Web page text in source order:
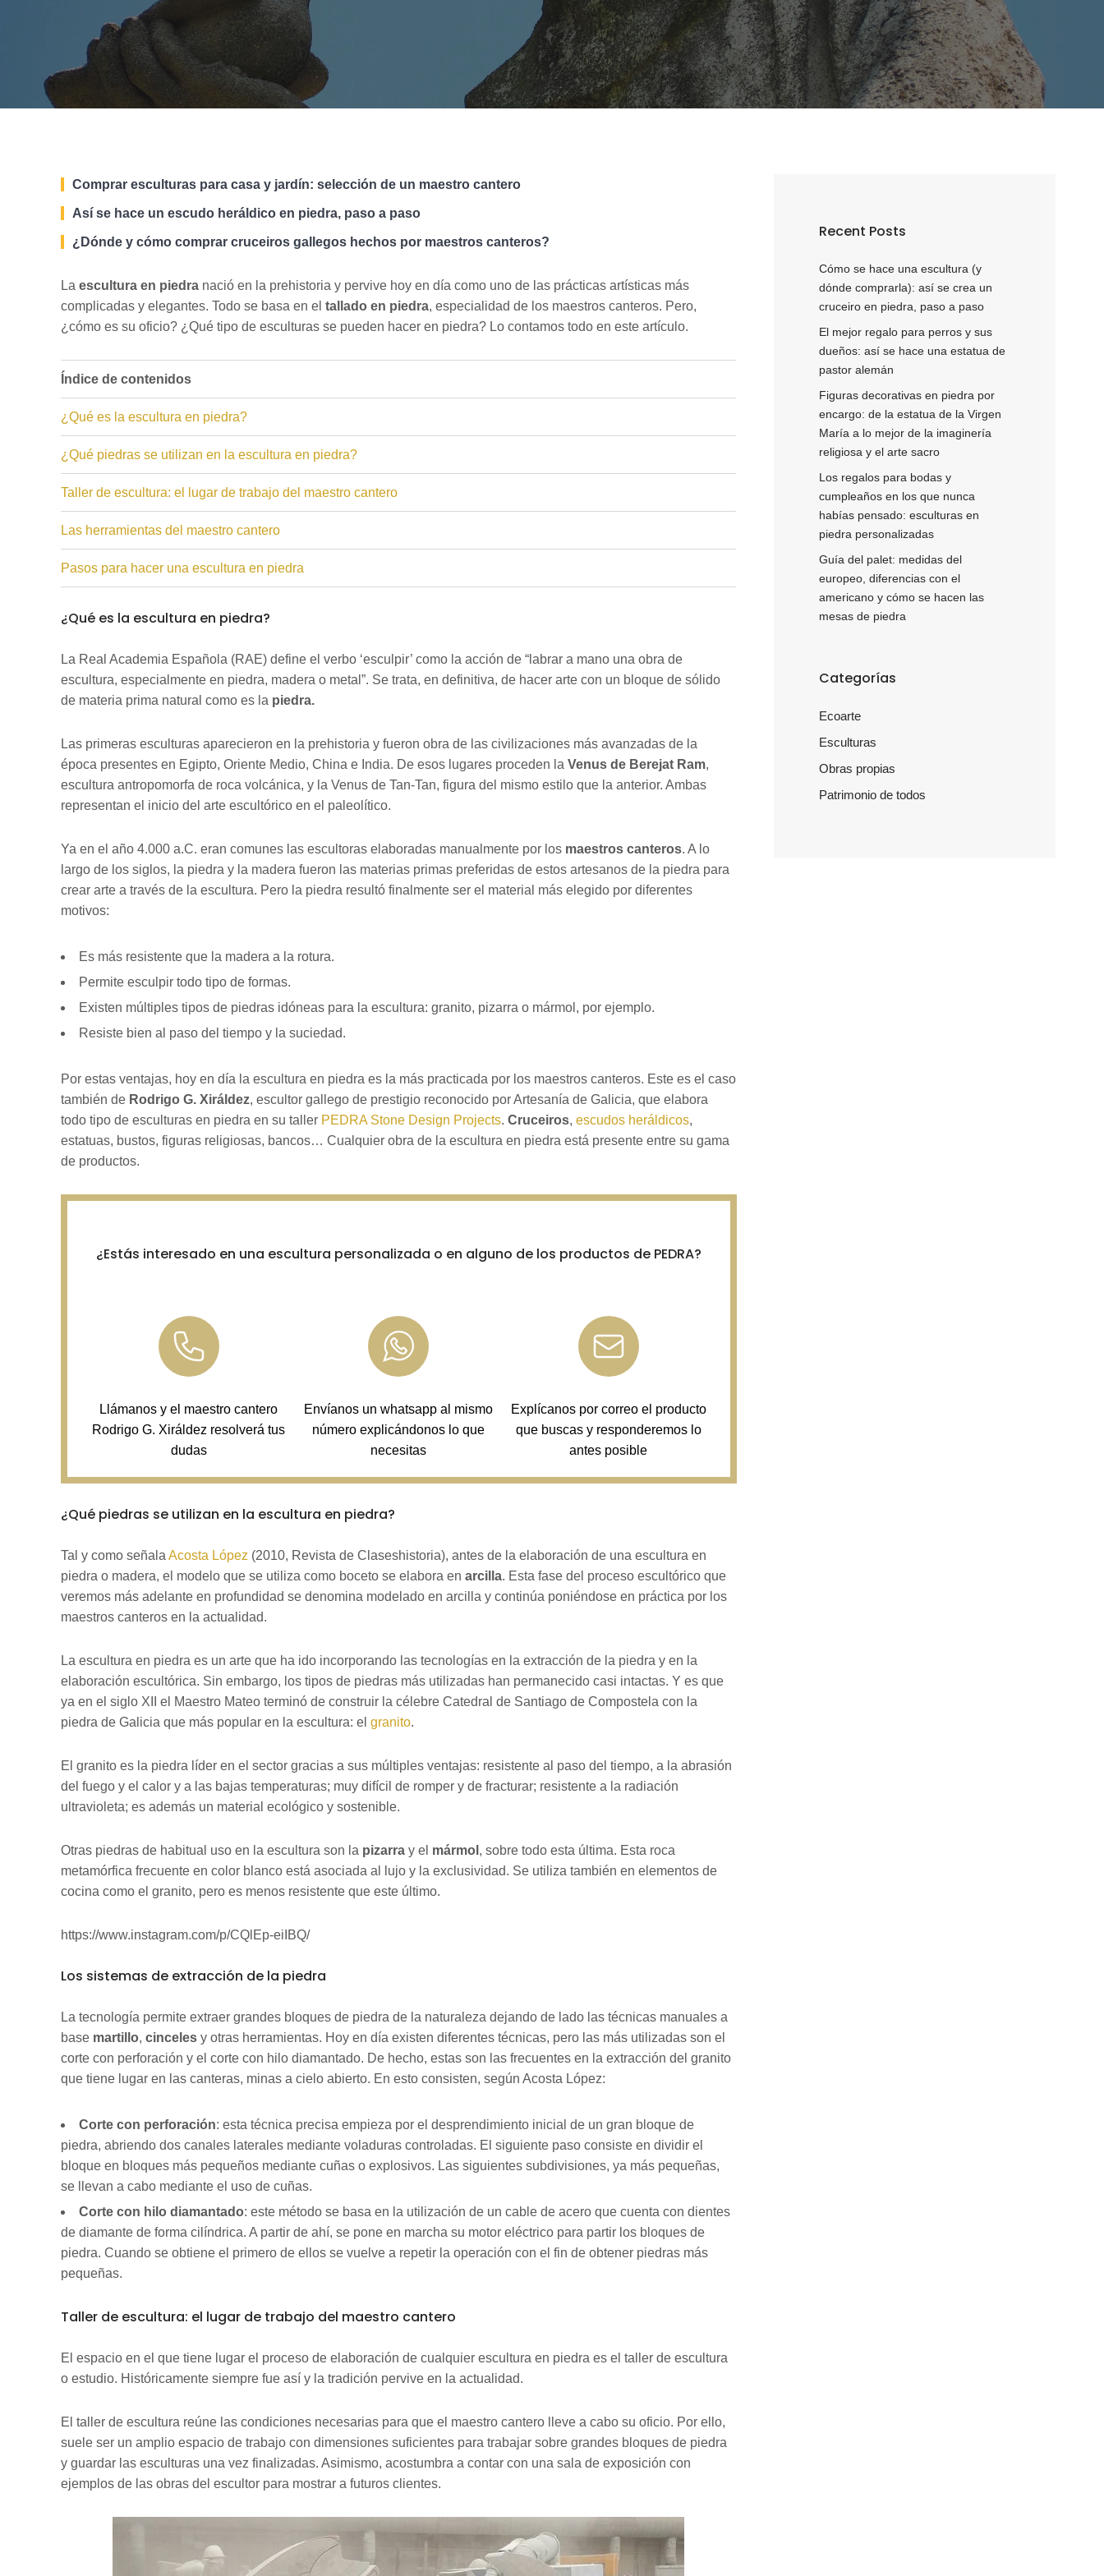
Comprar esculturas para casa y jardín: selección de un maestro cantero
Así se hace un escudo heráldico en piedra, paso a paso
¿Dónde y cómo comprar cruceiros gallegos hechos por maestros canteros?
La escultura en piedra nació en la prehistoria y pervive hoy en día como uno de las prácticas artísticas más
complicadas y elegantes. Todo se basa en el tallado en piedra, especialidad de los maestros canteros. Pero,
¿cómo es su oficio? ¿Qué tipo de esculturas se pueden hacer en piedra? Lo contamos todo en este artículo.
Índice de contenidos
¿Qué es la escultura en piedra?
¿Qué piedras se utilizan en la escultura en piedra?
Taller de escultura: el lugar de trabajo del maestro cantero
Las herramientas del maestro cantero
Pasos para hacer una escultura en piedra
¿Qué es la escultura en piedra?
La Real Academia Española (RAE) define el verbo ‘esculpir’ como la acción de “labrar a mano una obra de
escultura, especialmente en piedra, madera o metal”. Se trata, en definitiva, de hacer arte con un bloque de sólido
de materia prima natural como es la piedra.
Las primeras esculturas aparecieron en la prehistoria y fueron obra de las civilizaciones más avanzadas de la
época presentes en Egipto, Oriente Medio, China e India. De esos lugares proceden la Venus de Berejat Ram,
escultura antropomorfa de roca volcánica, y la Venus de Tan-Tan, figura del mismo estilo que la anterior. Ambas
representan el inicio del arte escultórico en el paleolítico.
Ya en el año 4.000 a.C. eran comunes las escultoras elaboradas manualmente por los maestros canteros. A lo
largo de los siglos, la piedra y la madera fueron las materias primas preferidas de estos artesanos de la piedra para
crear arte a través de la escultura. Pero la piedra resultó finalmente ser el material más elegido por diferentes
motivos:
Es más resistente que la madera a la rotura.
Permite esculpir todo tipo de formas.
Existen múltiples tipos de piedras idóneas para la escultura: granito, pizarra o mármol, por ejemplo.
Resiste bien al paso del tiempo y la suciedad.
Por estas ventajas, hoy en día la escultura en piedra es la más practicada por los maestros canteros. Este es el caso
también de Rodrigo G. Xiráldez, escultor gallego de prestigio reconocido por Artesanía de Galicia, que elabora
todo tipo de esculturas en piedra en su taller PEDRA Stone Design Projects. Cruceiros, escudos heráldicos,
estatuas, bustos, figuras religiosas, bancos… Cualquier obra de la escultura en piedra está presente entre su gama
de productos.
¿Estás interesado en una escultura personalizada o en alguno de los productos de PEDRA?
Llámanos y el maestro cantero
Rodrigo G. Xiráldez resolverá tus
dudas
Envíanos un whatsapp al mismo
número explicándonos lo que
necesitas
Explícanos por correo el producto
que buscas y responderemos lo
antes posible
¿Qué piedras se utilizan en la escultura en piedra?
Tal y como señala Acosta López (2010, Revista de Claseshistoria), antes de la elaboración de una escultura en
piedra o madera, el modelo que se utiliza como boceto se elabora en arcilla. Esta fase del proceso escultórico que
veremos más adelante en profundidad se denomina modelado en arcilla y continúa poniéndose en práctica por los
maestros canteros en la actualidad.
La escultura en piedra es un arte que ha ido incorporando las tecnologías en la extracción de la piedra y en la
elaboración escultórica. Sin embargo, los tipos de piedras más utilizadas han permanecido casi intactas. Y es que
ya en el siglo XII el Maestro Mateo terminó de construir la célebre Catedral de Santiago de Compostela con la
piedra de Galicia que más popular en la escultura: el granito.
El granito es la piedra líder en el sector gracias a sus múltiples ventajas: resistente al paso del tiempo, a la abrasión
del fuego y el calor y a las bajas temperaturas; muy difícil de romper y de fracturar; resistente a la radiación
ultravioleta; es además un material ecológico y sostenible.
Otras piedras de habitual uso en la escultura son la pizarra y el mármol , sobre todo esta última. Esta roca
metamórfica frecuente en color blanco está asociada al lujo y la exclusividad. Se utiliza también en elementos de
cocina como el granito, pero es menos resistente que este último.
https://www.instagram.com/p/CQlEp-eiIBQ/
Los sistemas de extracción de la piedra
La tecnología permite extraer grandes bloques de piedra de la naturaleza dejando de lado las técnicas manuales a
base martillo, cinceles y otras herramientas. Hoy en día existen diferentes técnicas, pero las más utilizadas son el
corte con perforación y el corte con hilo diamantado. De hecho, estas son las frecuentes en la extracción del granito
que tiene lugar en las canteras, minas a cielo abierto. En esto consisten, según Acosta López:
Corte con perforación: esta técnica precisa empieza por el desprendimiento inicial de un gran bloque de
piedra, abriendo dos canales laterales mediante voladuras controladas. El siguiente paso consiste en dividir el
bloque en bloques más pequeños mediante cuñas o explosivos. Las siguientes subdivisiones, ya más pequeñas,
se llevan a cabo mediante el uso de cuñas.
Corte con hilo diamantado: este método se basa en la utilización de un cable de acero que cuenta con dientes
de diamante de forma cilíndrica. A partir de ahí, se pone en marcha su motor eléctrico para partir los bloques de
piedra. Cuando se obtiene el primero de ellos se vuelve a repetir la operación con el fin de obtener piedras más
pequeñas.
Taller de escultura: el lugar de trabajo del maestro cantero
El espacio en el que tiene lugar el proceso de elaboración de cualquier escultura en piedra es el taller de escultura
o estudio. Históricamente siempre fue así y la tradición pervive en la actualidad.
El taller de escultura reúne las condiciones necesarias para que el maestro cantero lleve a cabo su oficio. Por ello,
suele ser un amplio espacio de trabajo con dimensiones suficientes para trabajar sobre grandes bloques de piedra
y guardar las esculturas una vez finalizadas. Asimismo, acostumbra a contar con una sala de exposición con
ejemplos de las obras del escultor para mostrar a futuros clientes.
Recent Posts
Cómo se hace una escultura (y
dónde comprarla): así se crea un
cruceiro en piedra, paso a paso
El mejor regalo para perros y sus
dueños: así se hace una estatua de
pastor alemán
Figuras decorativas en piedra por
encargo: de la estatua de la Virgen
María a lo mejor de la imaginería
religiosa y el arte sacro
Los regalos para bodas y
cumpleaños en los que nunca
habías pensado: esculturas en
piedra personalizadas
Guía del palet: medidas del
europeo, diferencias con el
americano y cómo se hacen las
mesas de piedra
Categorías
Ecoarte
Esculturas
Obras propias
Patrimonio de todos